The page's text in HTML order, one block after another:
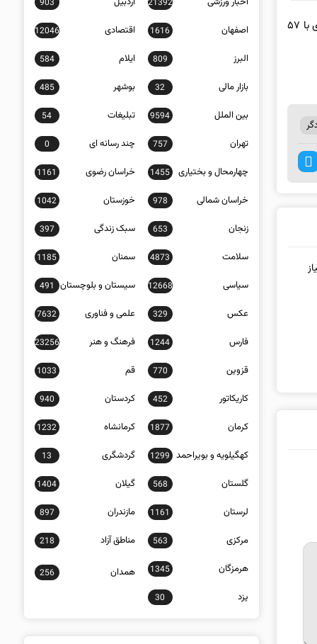
به گزارش برگزیده های ایران از سمنان، سردار زهرایی دقایقی قبل در رزمایش اقتدار جهادگران بسیج در سمنان اظهار کرد: پنج هزار و ۲۰۰ گروه جهادی با ۵۷
های صنعتی کشوررفع و ۲۱۶ نیاز
21392
903
اصفهان 1616 اقتصادی 12046
البرز 809 ایلام 584
بازار مالی 32 بوشهر 485
بین الملل 9594 تبلیغات 54
تهران 757 چند رسانه ای 0
چهارمحال و بختیاری 1455 خراسان رضوی 1161
خراسان شمالی 978 خوزستان 1042
زنجان 653 سبک زندگی 397
سلامت 4873 سمنان 1185
سیاسی 12668 سیستان و بلوچستان 491
عکس 329 علمی و فناوری 7632
فارس 1244 فرهنگ و هنر 23256
قزوین 770 قم 1033
کاریکاتور 452 کردستان 940
کرمان 1877 کرمانشاه 1232
کهگیلویه و بویراحمد 1299 گردشگری 13
گلستان 568 گیلان 1404
لرستان 1161 مازندران 897
مرکزی 563 مناطق آزاد 218
هرمزگان 1345 همدان 256
یزد 30